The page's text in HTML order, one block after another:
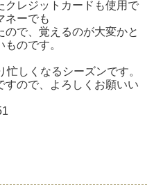
クレジットカードも使用で
ネーでも
で、覚えるのが大変かと
のです。
しくなるシーズンです。
すので、よろしくお願いい